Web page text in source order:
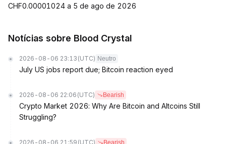
CHF0.00001024 a 5 de ago de 2026
Notícias sobre Blood Crystal
2026-08-06 23:13 (UTC) Neutro
July US jobs report due; Bitcoin reaction eyed
2026-08-06 22:06 (UTC) Bearish
Crypto Market 2026: Why Are Bitcoin and Altcoins Still
Struggling?
2026-08-06 21:59 (UTC) Bearish